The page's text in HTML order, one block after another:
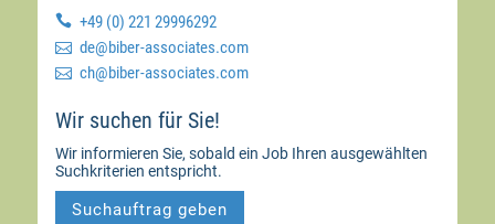
 +49 (0) 221 29996292
 moc.setaicossa-rebib@ed
 moc.setaicossa-rebib@hc
Wir suchen für Sie!
Wir informieren Sie, sobald ein Job Ihren ausgewählten
Suchkriterien entspricht.
Suchauftrag geben